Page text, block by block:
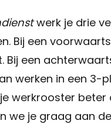
werk je drie
Bij een
Bij een
werken in een 3-
werkrooster
we je graag aan